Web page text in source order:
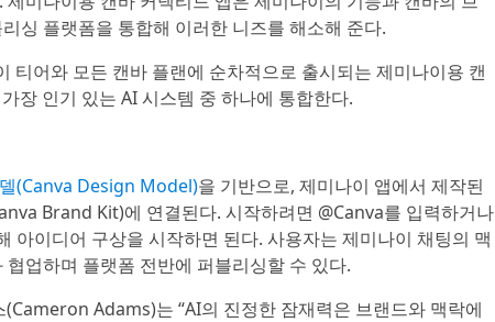
싱 플랫폼을 통합해 이러한 니즈를 해소해 준다.
티어와 모든 캔바 플랜에 순차적으로 출시되는 제미나이용 캔
장 인기 있는 AI 시스템 중 하나에 통합한다.
(Canva Design Model)을 기반으로, 제미나이 앱에서 제작된
Brand Kit)에 연결된다. 시작하려면 @Canva를 입력하거나
아이디어 구상을 시작하면 된다. 사용자는 제미나이 채팅의 맥
업하며 플랫폼 전반에 퍼블리싱할 수 있다.
Adams)는 “AI의 진정한 잠재력은 브랜드와 맥락에